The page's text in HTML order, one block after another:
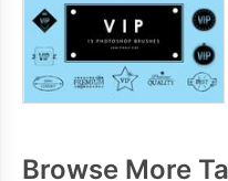
Browse More